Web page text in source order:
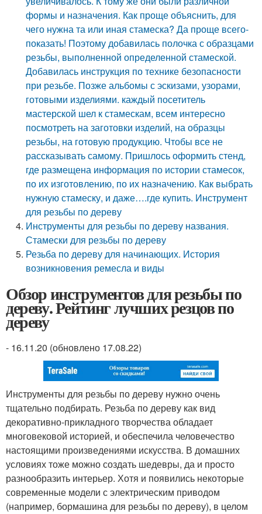
формы и назначения. Как проще объяснить, для
чего нужна та или иная стамеска? Да проще всего-
показать! Поэтому добавилась полочка с образцами
резьбы, выполненной определенной стамеской.
Добавилась инструкция по технике безопасности
при резьбе. Позже альбомы с эскизами, узорами,
готовыми изделиями. каждый посетитель
мастерской шел к стамескам, всем интересно
посмотреть на заготовки изделий, на образцы
резьбы, на готовую продукцию. Чтобы все не
рассказывать самому. Пришлось оформить стенд,
где размещена информация по истории стамесок,
по их изготовлению, по их назначению. Как выбрать
нужную стамеску, и даже….где купить. Инструмент
для резьбы по дереву
Инструменты для резьбы по дереву названия.
Стамески для резьбы по дереву
Резьба по дереву для начинающих. История
возникновения ремесла и виды
Обзор инструментов для резьбы по
дереву. Рейтинг лучших резцов по
дереву
- 16.11.20 (обновлено 17.08.22)
Инструменты для резьбы по дереву нужно очень
тщательно подбирать. Резьба по дереву как вид
декоративно-прикладного творчества обладает
многовековой историей, и обеспечила человечество
настоящими произведениями искусства. В домашних
условиях тоже можно создать шедевры, да и просто
разнообразить интерьер. Хотя и появились некоторые
современные модели с электрическим приводом
(например, бормашина для резьбы по дереву), в целом